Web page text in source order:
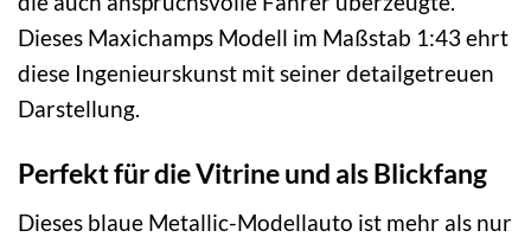
Dieses Maxichamps Modell im Maßstab 1:43 ehrt
diese Ingenieurskunst mit seiner detailgetreuen
Darstellung.
Perfekt für die Vitrine und als Blickfang
Dieses blaue Metallic-Modellauto ist mehr als nur